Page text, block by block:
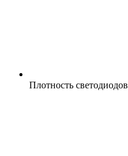
Плотность светодиодов